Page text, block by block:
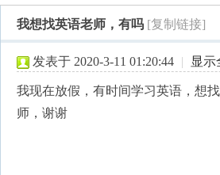
›
我想找英语老师，有吗 [复制链接]
发表于 2020-3-11 01:20:44 | 显示
我现在放假，有时间学习英语，想
师，谢谢